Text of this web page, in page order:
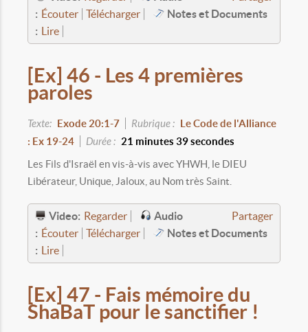
: Écouter Télécharger
Notes et Documents
:
Lire
[Ex] 46 - Les 4 premières
paroles
Texte: Exode 20:1-7 Rubrique : Le Code de l'Alliance
: Ex 19-24
Durée : 21 minutes 39 secondes
Les Fils d'Israël en vis-à-vis avec YHWH, le DIEU
Libérateur, Unique, Jaloux, au Nom très Saint.
Partager
Video: Regarder
Audio
: Écouter Télécharger
Notes et Documents
:
Lire
[Ex] 47 - Fais mémoire du
ShaBaT pour le sanctifier !